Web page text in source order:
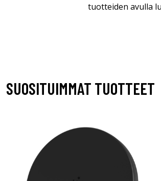
tuotteiden avulla
SUOSITUIMMAT TUOTTEET